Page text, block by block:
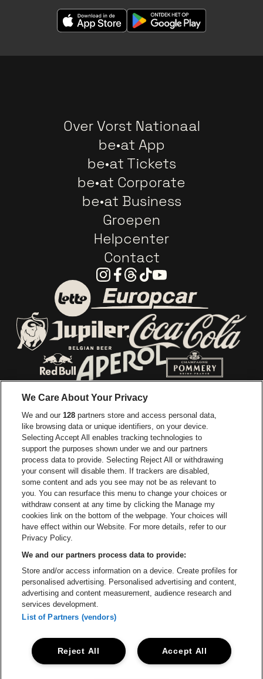
Over Vorst Nationaal
be•at App
be•at Tickets
be•at Corporate
be•at Business
Groepen
Helpcenter
Contact
Instagram
Facebook
Threads
TiktokYoutube
Ga naar de website van Lotto
Ga naar de website van
Ga naar de website van JupilerGa naar de
Ga naar de website van Red BullGa naar de
Ga naar de website van Het logo van
Ga naar de
Ga naar de website van Croky
Ga naar de website van
Ga naar de website van Le Soir
Ga naar de
Ga naar de website van
Vorst Nationaal is een deel van be•at
Vorst Nationaal
Be-At Venues
Schijnpoortweg 119, 2170 Antwerpen
BTW (BE) 0461.051.688 - RPR Antwerpen
BNP Paribas Fortis - IBAN: BE93 2200 4925 0067 - BIC:
GEBABEBB
ProclaimerCookiesManage my cookiesPrivacy
We Care About Your Privacy
We and our128 partners store and access personal data,
like browsing data or unique identifiers, on your device.
Selecting Accept All enables tracking technologies to
support the purposes shown under we and our partners
process data to provide. Selecting Reject All or withdrawing
your consent will disable them. If trackers are disabled,
some content and ads you see may not be as relevant to
you. You can resurface this menu to change your choices or
withdraw consent at any time by clicking the Manage my
cookies link on the bottom of the webpage. Your choices will
have effect within our Website. For more details, refer to our
Privacy Policy.
We and our partners process data to provide:
Store and/or access information on a device. Create profiles for
personalised advertising. Personalised advertising and content,
advertising and content measurement, audience research and
services development.
List of Partners (vendors)
Accept All
Reject All